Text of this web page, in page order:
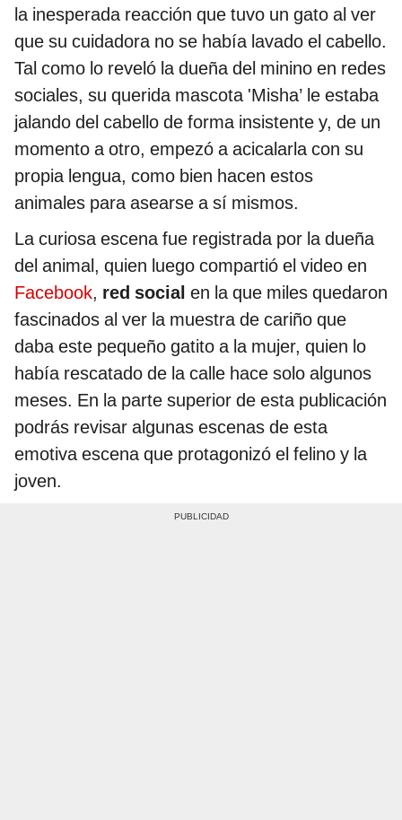
la inesperada reacción que tuvo un gato al ver
que su cuidadora no se había lavado el cabello.
Tal como lo reveló la dueña del minino en redes
sociales, su querida mascota 'Misha’ le estaba
jalando del cabello de forma insistente y, de un
momento a otro, empezó a acicalarla con su
propia lengua, como bien hacen estos
animales para asearse a sí mismos.
La curiosa escena fue registrada por la dueña
del animal, quien luego compartió el video en
Facebook, red social en la que miles quedaron
fascinados al ver la muestra de cariño que
daba este pequeño gatito a la mujer, quien lo
había rescatado de la calle hace solo algunos
meses. En la parte superior de esta publicación
podrás revisar algunas escenas de esta
emotiva escena que protagonizó el felino y la
joven.